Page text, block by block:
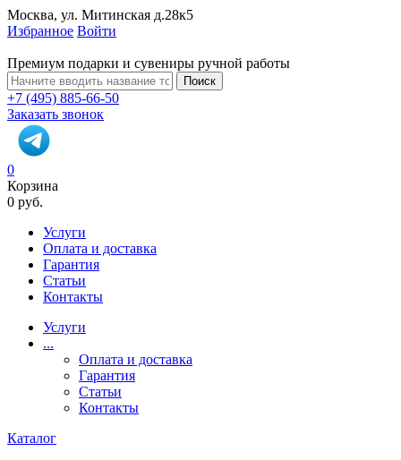
Москва, ул. Митинская д.28к5
Избранное Войти
Премиум подарки и сувениры ручной работы
Поиск
+7 (495) 885-66-50
Заказать звонок
0
Корзина
0 руб.
Услуги
Оплата и доставка
Гарантия
Статьи
Контакты
Услуги
...
Оплата и доставка
Гарантия
Статьи
Контакты
Каталог